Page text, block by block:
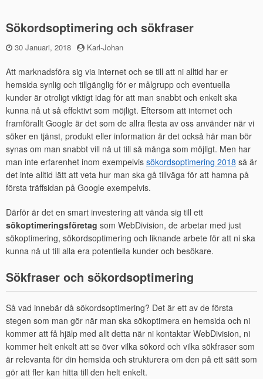
Sökordsoptimering och sökfraser
Publicerad
30 Januari, 2018 by
Karl-Johan
Att marknadsföra sig via internet och se till att ni alltid har er
hemsida synlig och tillgänglig för er målgrupp och eventuella
kunder är otroligt viktigt idag för att man snabbt och enkelt ska
kunna nå ut så effektivt som möjligt. Eftersom att internet och
framförallt Google är det som de allra flesta av oss använder när vi
söker en tjänst, produkt eller information är det också här man bör
synas om man snabbt vill nå ut till så många som möjligt. Men har
man inte erfarenhet inom exempelvis sökordsoptimering 2018 så är
det inte alltid lätt att veta hur man ska gå tillväga för att hamna på
första träffsidan på Google exempelvis.
Därför är det en smart investering att vända sig till ett
sökoptimeringsföretag som WebDivision, de arbetar med just
sökoptimering, sökordsoptimering och liknande arbete för att ni ska
kunna nå ut till alla era potentiella kunder och besökare.
Sökfraser och sökordsoptimering
Så vad innebär då sökordsoptimering? Det är ett av de första
stegen som man gör när man ska sökoptimera en hemsida och ni
kommer att få hjälp med allt detta när ni kontaktar WebDivision, ni
kommer helt enkelt att se över vilka sökord och vilka sökfraser som
är relevanta för din hemsida och strukturera om den på ett sätt som
gör att fler kan hitta till den helt enkelt.